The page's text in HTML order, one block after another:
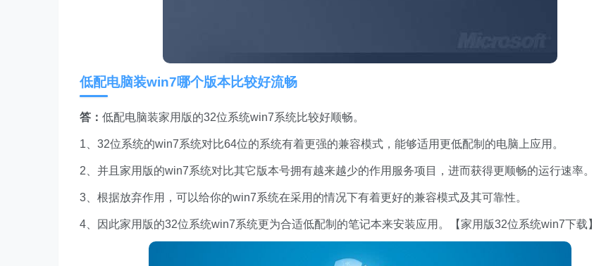
低配电脑装win7哪个版本比较好流畅
答： 低配电脑装家用版的32位系统win7系统比较好顺畅。
1、32位系统的win7系统对比64位的系统有着更强的兼容模式，能够适用更低配制的电脑上应用。
2、并且家用版的win7系统对比其它版本号拥有越来越少的作用服务项目，进而获得更顺畅的运行速率。
3、根据放弃作用，可以给你的win7系统在采用的情况下有着更好的兼容模式及其可靠性。
4、因此家用版的32位系统win7系统更为合适低配制的笔记本来安装应用。【家用版32位系统win7下载】